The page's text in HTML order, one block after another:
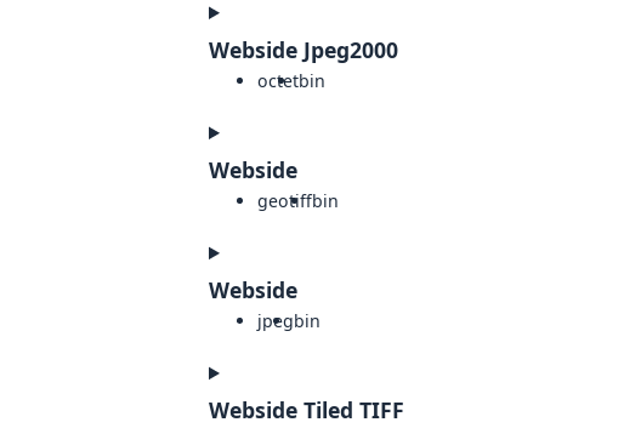
Webside Jpeg2000
octetbin
Webside
geotiffbin
Webside
jpegbin
Webside Tiled TIFF